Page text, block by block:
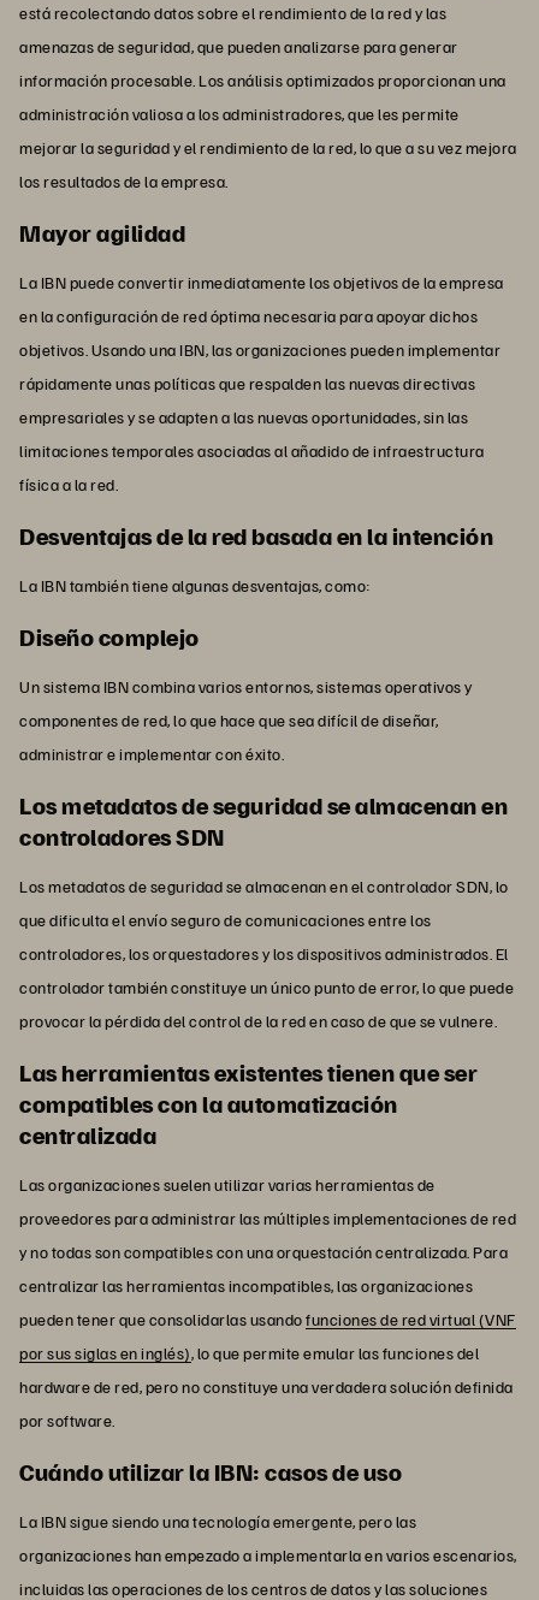
está recolectando datos sobre el rendimiento de la red y las
amenazas de seguridad, que pueden analizarse para generar
información procesable. Los análisis optimizados proporcionan una
administración valiosa a los administradores, que les permite
mejorar la seguridad y el rendimiento de la red, lo que a su vez mejora
los resultados de la empresa.
Mayor agilidad
La IBN puede convertir inmediatamente los objetivos de la empresa
en la configuración de red óptima necesaria para apoyar dichos
objetivos. Usando una IBN, las organizaciones pueden implementar
rápidamente unas políticas que respalden las nuevas directivas
empresariales y se adapten a las nuevas oportunidades, sin las
limitaciones temporales asociadas al añadido de infraestructura
física a la red.
Desventajas de la red basada en la intención
La IBN también tiene algunas desventajas, como:
Diseño complejo
Un sistema IBN combina varios entornos, sistemas operativos y
componentes de red, lo que hace que sea difícil de diseñar,
administrar e implementar con éxito.
Los metadatos de seguridad se almacenan en
controladores SDN
Los metadatos de seguridad se almacenan en el controlador SDN, lo
que dificulta el envío seguro de comunicaciones entre los
controladores, los orquestadores y los dispositivos administrados. El
controlador también constituye un único punto de error, lo que puede
provocar la pérdida del control de la red en caso de que se vulnere.
Las herramientas existentes tienen que ser
compatibles con la automatización
centralizada
Las organizaciones suelen utilizar varias herramientas de
proveedores para administrar las múltiples implementaciones de red
y no todas son compatibles con una orquestación centralizada. Para
centralizar las herramientas incompatibles, las organizaciones
pueden tener que consolidarlas usandofunciones de red virtual (VNF
por sus siglas en inglés), lo que permite emular las funciones del
hardware de red, pero no constituye una verdadera solución definida
por software.
Cuándo utilizar la IBN: casos de uso
La IBN sigue siendo una tecnología emergente, pero las
organizaciones han empezado a implementarla en varios escenarios,
incluidas las operaciones de los centros de datos y las soluciones